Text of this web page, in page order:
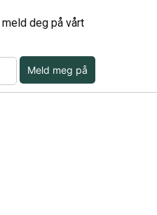
deg på vårt
Meld meg på